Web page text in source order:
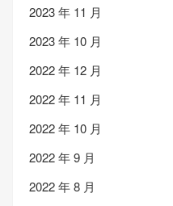
2023 年 11 月
2023 年 10 月
2022 年 12 月
2022 年 11 月
2022 年 10 月
2022 年 9 月
2022 年 8 月